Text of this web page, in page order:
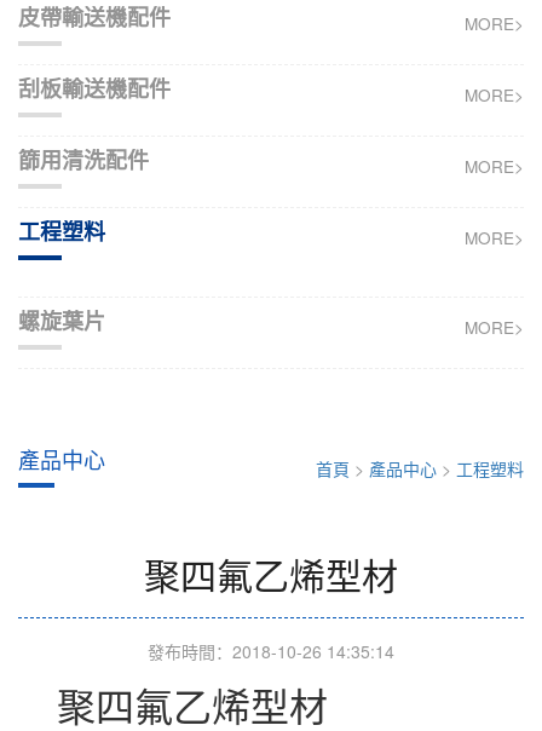
MORE>
皮帶輸送機配件
MORE>
刮板輸送機配件
MORE>
篩用清洗配件
MORE>
工程塑料
MORE>
螺旋葉片
首頁 > 產品中心 > 工程塑料
產品中心
聚四氟乙烯型材
發布時間：2018-10-26 14:35:14
聚四氟乙烯型材